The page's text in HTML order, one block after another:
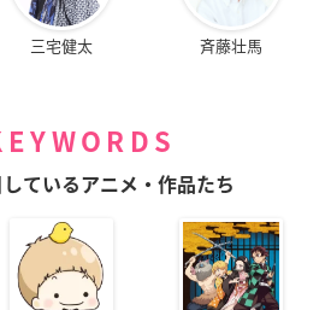
三宅健太 斉藤壮馬
ているアニメ・作品たち